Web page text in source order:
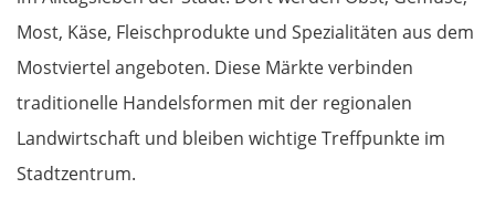
Most, Käse, Fleischprodukte und Spezialitäten aus dem
Mostviertel angeboten. Diese Märkte verbinden
traditionelle Handelsformen mit der regionalen
Landwirtschaft und bleiben wichtige Treffpunkte im
Stadtzentrum.